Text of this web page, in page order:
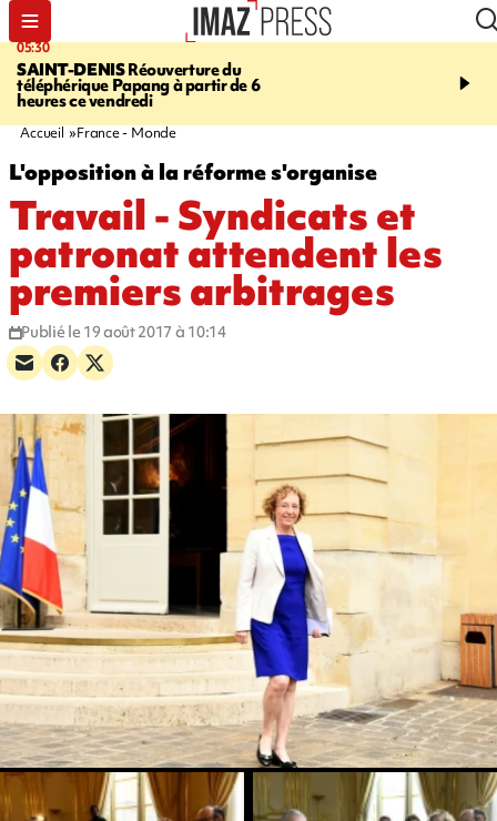
05:30
SAINT-DENISRéouverture du
téléphérique Papang à partir de 6
heures ce vendredi
07:00
Un vendredi
Accueil France - Monde
L'opposition à la réforme s'organise
Travail - Syndicats et
patronat attendent les
premiers arbitrages
Publié le 19 août 2017 à 10:14